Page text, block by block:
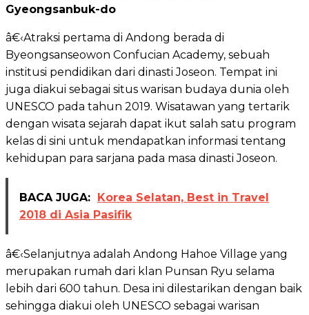
Gyeongsanbuk-do
â€‹Atraksi pertama di Andong berada di
Byeongsanseowon Confucian Academy, sebuah
institusi pendidikan dari dinasti Joseon. Tempat ini
juga diakui sebagai situs warisan budaya dunia oleh
UNESCO pada tahun 2019. Wisatawan yang tertarik
dengan wisata sejarah dapat ikut salah satu program
kelas di sini untuk mendapatkan informasi tentang
kehidupan para sarjana pada masa dinasti Joseon.
BACA JUGA: Korea Selatan, Best in Travel
2018 di Asia Pasifik
â€‹Selanjutnya adalah Andong Hahoe Village yang
merupakan rumah dari klan Punsan Ryu selama
lebih dari 600 tahun. Desa ini dilestarikan dengan baik
sehingga diakui oleh UNESCO sebagai warisan